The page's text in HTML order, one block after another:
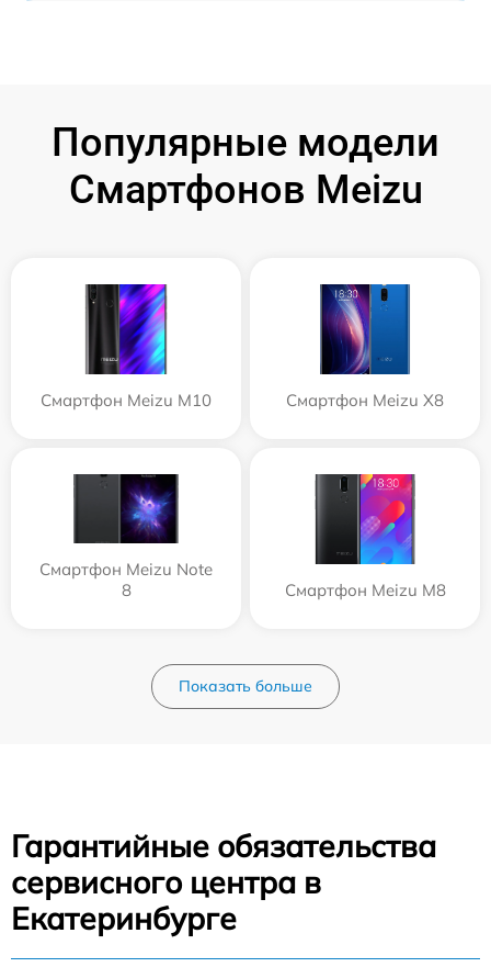
Популярные модели
Смартфонов Meizu
Смартфон Meizu M10 Смартфон Meizu X8
Смартфон Meizu Note
8
Смартфон Meizu M8
Показать больше
Гарантийные обязательства
сервисного центра в
Екатеринбурге